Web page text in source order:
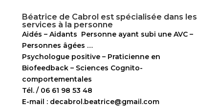
Béatrice de Cabrol est spécialisée dans les
services à la personne
Aidés – Aidants Personne ayant subi une AVC –
Personnes âgées …
Psychologue positive – Praticienne en
Biofeedback – Sciences Cognito-
comportementales
Tél. / 06 61 98 53 48
E-mail : decabrol.beatrice@gmail.com